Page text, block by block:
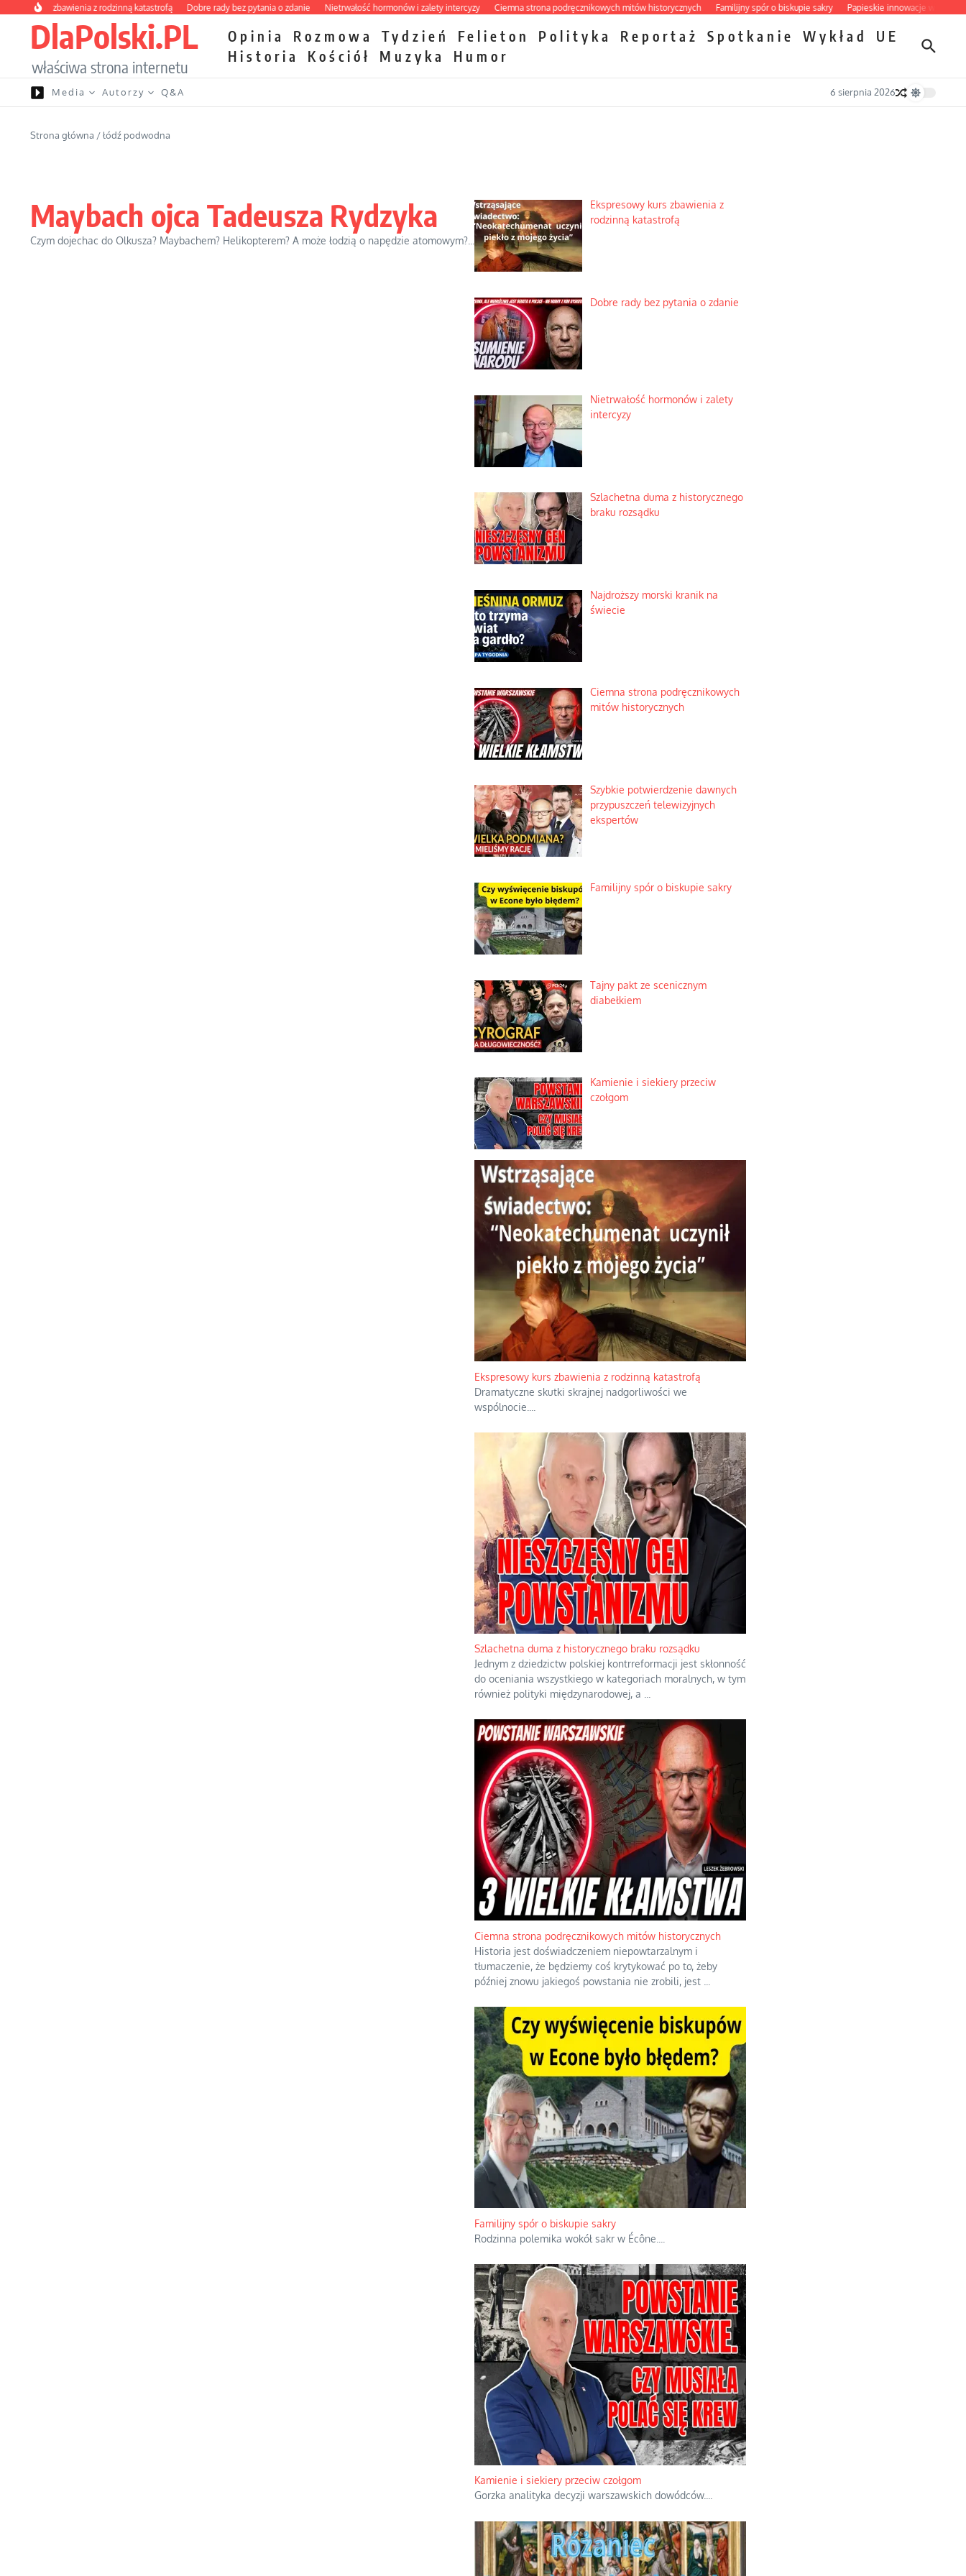
Przejdź do treści
kurs zbawienia z rodzinną katastrofą Dobre rady bez pytania o zdanie Nietrwałość hormonów i zalety intercyzy Ciemna strona podręcznikowych mitów historycznych Familijny spór o biskupie sakry Papieskie innowacje w tradycyjnym
DlaPolski.PL
właściwa strona internetu
Opinia Rozmowa Tydzień Felieton Polityka Reportaż Spotkanie Wykład
UE
Historia
Kościół Muzyka Humor
Media Autorzy Q&A 6 sierpnia 2026
Strona główna /łódź podwodna
Maybach ojca Tadeusza Rydzyka
Czym dojechac do Olkusza? Maybachem? Helikopterem? A może łodzią o napędzie atomowym?...
Ekspresowy kurs zbawienia z
rodzinną katastrofą
Dobre rady bez pytania o zdanie
Nietrwałość hormonów i zalety
intercyzy
Szlachetna duma z historycznego
braku rozsądku
Najdroższy morski kranik na
świecie
Ciemna strona podręcznikowych
mitów historycznych
Szybkie potwierdzenie dawnych
przypuszczeń telewizyjnych
ekspertów
Familijny spór o biskupie sakry
Tajny pakt ze scenicznym
diabełkiem
Kamienie i siekiery przeciw
czołgom
Ekspresowy kurs zbawienia z rodzinną katastrofą
Dramatyczne skutki skrajnej nadgorliwości we
wspólnocie.
Szlachetna duma z historycznego braku rozsądku
Jednym z dziedzictw polskiej kontrreformacji jest skłonność
do oceniania wszystkiego w kategoriach moralnych, w tym
również polityki międzynarodowej, a
Ciemna strona podręcznikowych mitów historycznych
Historia jest doświadczeniem niepowtarzalnym i
tłumaczenie, że będziemy coś krytykować po to, żeby
później znowu jakiegoś powstania nie zrobili, jest
Familijny spór o biskupie sakry
Rodzinna polemika wokół sakr w Écône.
Kamienie i siekiery przeciw czołgom
Gorzka analityka decyzji warszawskich dowódców.